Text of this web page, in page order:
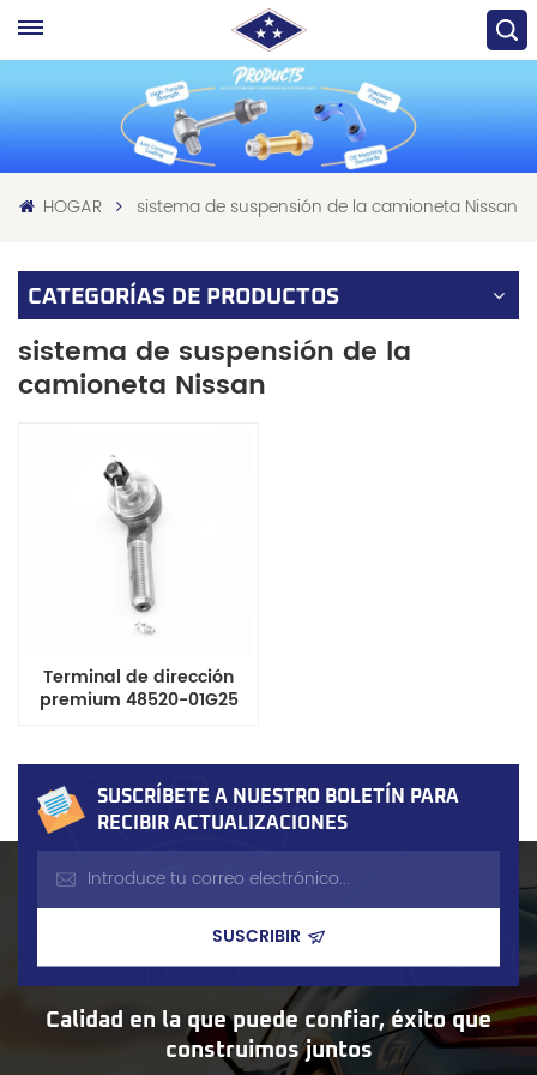
HOGAR sistema de suspensión de la camioneta Nissan
CATEGORÍAS DE PRODUCTOS
sistema de suspensión de la
camioneta Nissan
Terminal de dirección
premium 48520-01G25
stock. Certificación
IATF16949.
SUSCRÍBETE A NUESTRO BOLETÍN PARA
RECIBIR ACTUALIZACIONES
Calidad en la que puede confiar, éxito que
construimos juntos